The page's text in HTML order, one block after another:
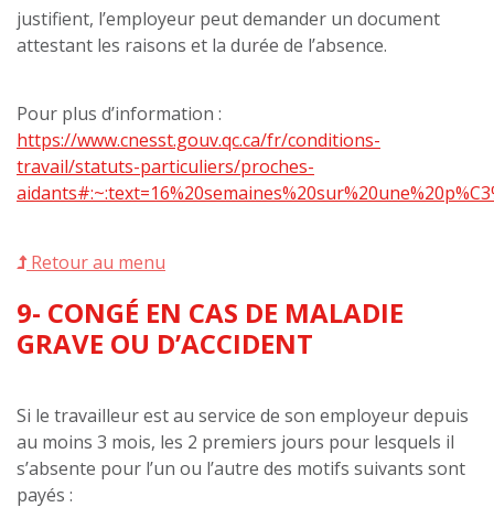
justifient, l’employeur peut demander un document
attestant les raisons et la durée de l’absence.
Pour plus d’information :
https://www.cnesst.gouv.qc.ca/fr/conditions-
travail/statuts-particuliers/proches-
Retour au menu
9- CONGÉ EN CAS DE MALADIE
GRAVE OU D’ACCIDENT
Si le travailleur est au service de son employeur depuis
au moins 3 mois, les 2 premiers jours pour lesquels il
s’absente pour l’un ou l’autre des motifs suivants sont
payés :